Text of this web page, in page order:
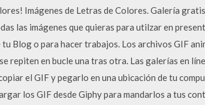
Imágenes de Letras de Colores. Galería
las imágenes que quieras para utilzar en
Blog o para hacer trabajos. Los archivos GIF
repiten en bucle una tras otra. Las galerías en
el GIF y pegarlo en una ubicación de tu
los GIF desde Giphy para mandarlos a tus